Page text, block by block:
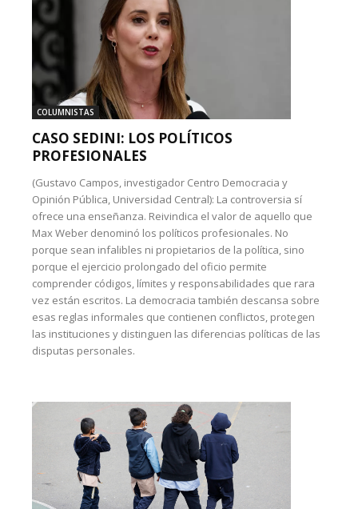
COLUMNISTAS
CASO SEDINI: LOS POLÍTICOS
PROFESIONALES
(Gustavo Campos, investigador Centro Democracia y
Opinión Pública, Universidad Central): La controversia sí
ofrece una enseñanza. Reivindica el valor de aquello que
Max Weber denominó los políticos profesionales. No
porque sean infalibles ni propietarios de la política, sino
porque el ejercicio prolongado del oficio permite
comprender códigos, límites y responsabilidades que rara
vez están escritos. La democracia también descansa sobre
esas reglas informales que contienen conflictos, protegen
las instituciones y distinguen las diferencias políticas de las
disputas personales.